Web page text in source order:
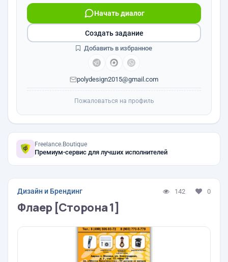
Начать диалог
polydesign2015@gmail.com
Создать задание
Добавить в избранное
Пожаловаться на профиль
Freelance.Boutique
Премиум-сервис для лучших исполнителей
Дизайн и Брендинг 142 0
Флаер [Сторона 1]